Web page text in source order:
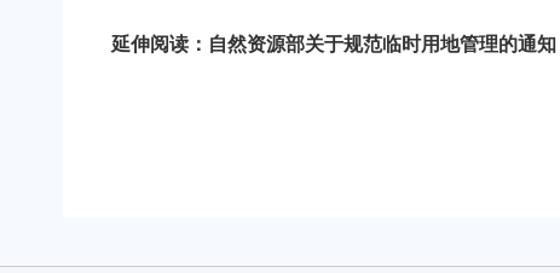
延伸阅读： 自然资源部关于规范临时用地管理的通知